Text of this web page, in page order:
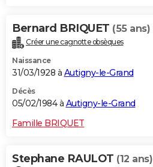
Bernard BRIQUET (55 ans)
Créer une cagnotte obsèques
Naissance
31/03/1928 à Autigny-le-Grand
Décès
05/02/1984 à Autigny-le-Grand
Famille BRIQUET
Stephane RAULOT (12 ans)